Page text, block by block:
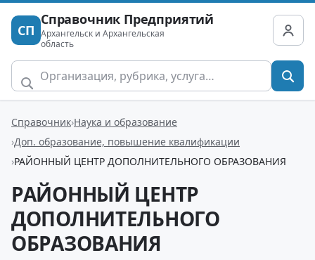
СП
Справочник Предприятий
Архангельск и Архангельская
область
Справочник Наука и образование
Доп. образование, повышение квалификации
РАЙОННЫЙ ЦЕНТР ДОПОЛНИТЕЛЬНОГО ОБРАЗОВАНИЯ
РАЙОННЫЙ ЦЕНТР
ДОПОЛНИТЕЛЬНОГО
ОБРАЗОВАНИЯ